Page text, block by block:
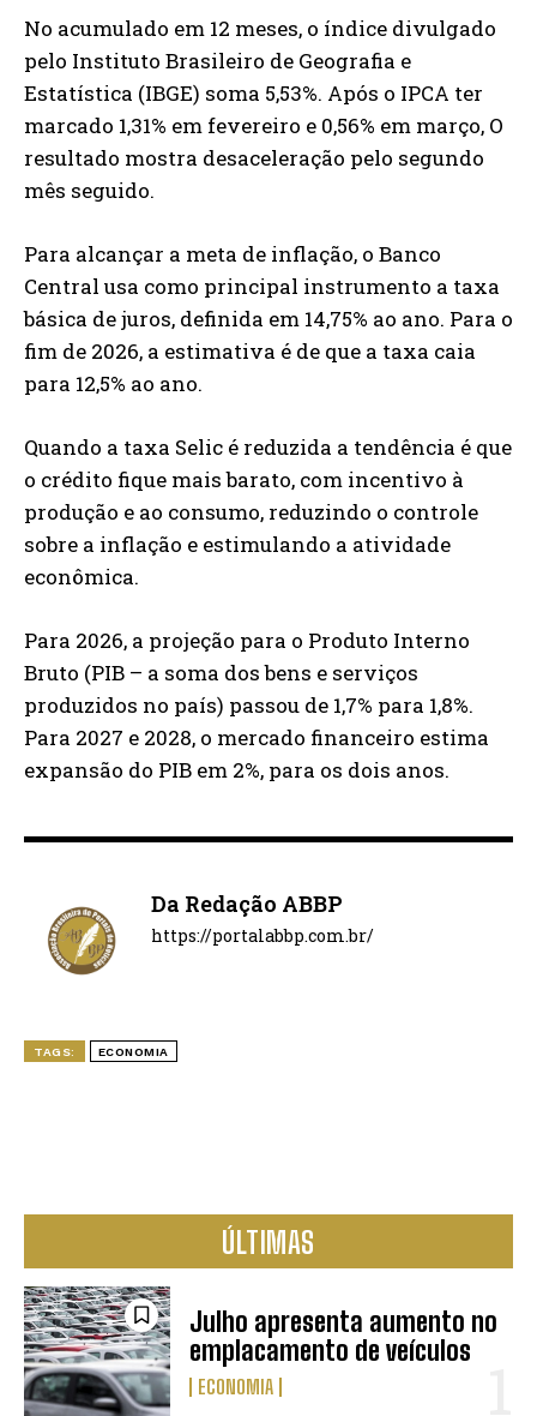
No acumulado em 12 meses, o índice divulgado
pelo Instituto Brasileiro de Geografia e
Estatística (IBGE) soma 5,53%. Após o IPCA ter
marcado 1,31% em fevereiro e 0,56% em março, O
resultado mostra desaceleração pelo segundo
mês seguido.
Para alcançar a meta de inflação, o Banco
Central usa como principal instrumento a taxa
básica de juros, definida em 14,75% ao ano. Para o
fim de 2026, a estimativa é de que a taxa caia
para 12,5% ao ano.
Quando a taxa Selic é reduzida a tendência é que
o crédito fique mais barato, com incentivo à
produção e ao consumo, reduzindo o controle
sobre a inflação e estimulando a atividade
econômica.
Para 2026, a projeção para o Produto Interno
Bruto (PIB – a soma dos bens e serviços
produzidos no país) passou de 1,7% para 1,8%.
Para 2027 e 2028, o mercado financeiro estima
expansão do PIB em 2%, para os dois anos.
Da Redação ABBP
https://portalabbp.com.br/
TAGS: ECONOMIA
ÚLTIMAS
Julho apresenta aumento no
emplacamento de veículos
ECONOMIA